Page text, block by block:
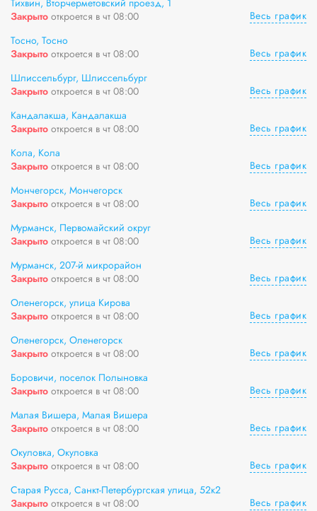
Тихвин, Вторчерметовский проезд, 1
Закрыто откроется в чт 08:00
Весь график
Тосно, Тосно
Закрыто откроется в чт 08:00
Весь график
Шлиссельбург, Шлиссельбург
Закрыто откроется в чт 08:00
Весь график
Кандалакша, Кандалакша
Закрыто откроется в чт 08:00
Весь график
Кола, Кола
Закрыто откроется в чт 08:00
Весь график
Мончегорск, Мончегорск
Закрыто откроется в чт 08:00
Весь график
Мурманск, Первомайский округ
Закрыто откроется в чт 08:00
Весь график
Мурманск, 207-й микрорайон
Закрыто откроется в чт 08:00
Весь график
Оленегорск, улица Кирова
Закрыто откроется в чт 08:00
Весь график
Оленегорск, Оленегорск
Закрыто откроется в чт 08:00
Весь график
Боровичи, поселок Полыновка
Закрыто откроется в чт 08:00
Весь график
Малая Вишера, Малая Вишера
Закрыто откроется в чт 08:00
Весь график
Окуловка, Окуловка
Закрыто откроется в чт 08:00
Весь график
Старая Русса, Санкт-Петербургская улица, 52к2
Закрыто откроется в чт 08:00
Весь график